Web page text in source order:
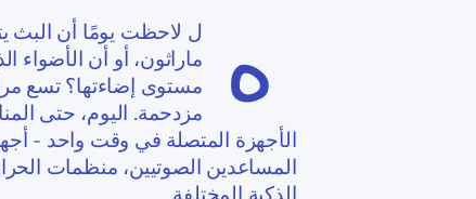
ه
ل لاحظت يومًا أن البث
ماراثون، أو أن
مستوى إضاءتها؟ تسع
مزدحمة. اليوم، حتى
الأجهزة المتصلة في وقت واحد -
المساعدين الصوتيين، منظمات